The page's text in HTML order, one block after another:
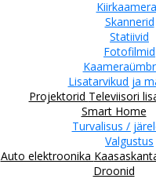
Skannerid
Statiivid
Fotofilmid
Lisatarvikud ja
Projektorid Televiisori
Smart Home
Turvalisus /
Valgustus
Auto elektroonika
Droonid